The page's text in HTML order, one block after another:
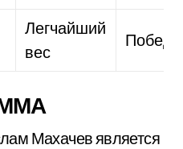
Легчайший
вес
Победа
Махачев является